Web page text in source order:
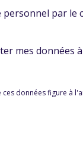
par
mes données
données figure à